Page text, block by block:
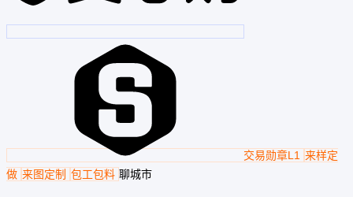
交易勋章L1 来样定
做 来图定制 包工包料 聊城市